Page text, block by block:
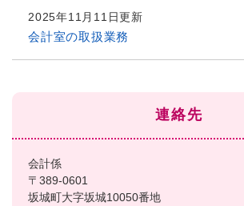
2025年11月11日更新
会計室の取扱業務
連絡先
会計係
〒389-0601
坂城町大字坂城10050番地